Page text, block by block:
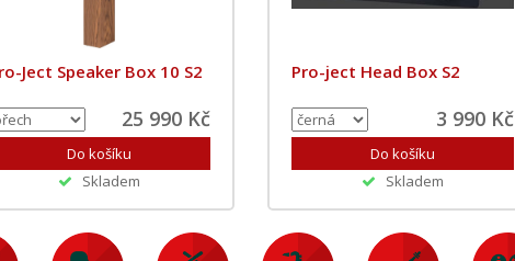
Ject Speaker Box 10 S2
25 990 Kč
Skladem
Pro-ject Head Box S2
3 990 Kč
Skladem